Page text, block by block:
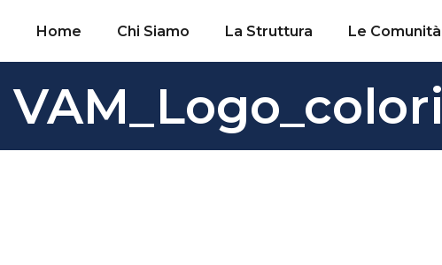
Home Chi Siamo La Struttura Le Comunità
VAM_Logo_colori